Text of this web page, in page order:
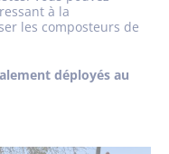
à la
les composteurs de
déployés au